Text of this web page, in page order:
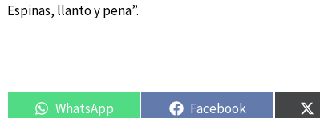
Espinas, llanto y pena”.
WhatsApp Facebook